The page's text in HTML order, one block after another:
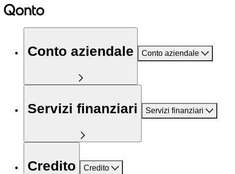
Conto aziendale Conto aziendale
Servizi finanziari Servizi finanziari
Credito Credito